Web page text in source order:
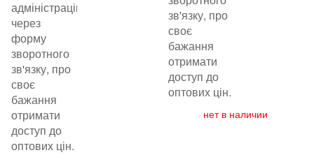
адміністрацію
через
форму
зворотного
зв'язку, про
своє
бажання
отримати
доступ до
оптових цін.
зв'язку, про
своє
бажання
отримати
доступ до
оптових цін.
нет в наличии